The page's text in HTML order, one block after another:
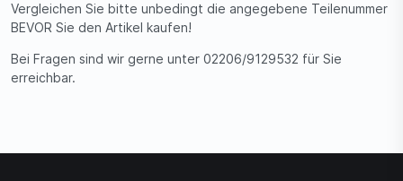
Vergleichen Sie bitte unbedingt die angegebene Teilenummer
BEVOR Sie den Artikel kaufen!
Bei Fragen sind wir gerne unter 02206/9129532 für Sie
erreichbar.